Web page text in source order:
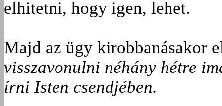
elhitetni, hogy igen, lehet.
Majd az ügy kirobbanásakor
visszavonulni néhány hétre
írni Isten csendjében.